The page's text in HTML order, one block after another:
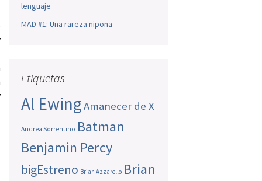
lenguaje
MAD #1: Una rareza nipona
Etiquetas
Al EwingAmanecer de X
Andrea Sorrentino Batman
Benjamin Percy
bigEstreno Brian Azzarello Brian